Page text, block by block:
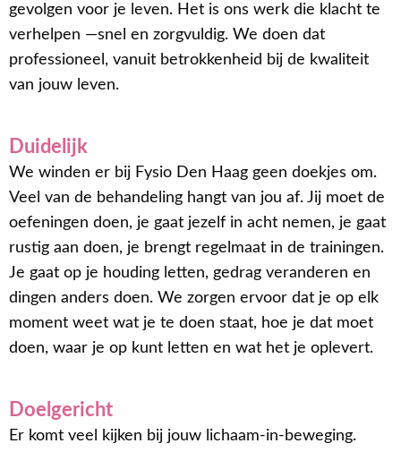
gevolgen voor je leven. Het is ons werk die klacht te
verhelpen —snel en zorgvuldig. We doen dat
professioneel, vanuit betrokkenheid bij de kwaliteit
van jouw leven.
Duidelijk
We winden er bij Fysio Den Haag geen doekjes om.
Veel van de behandeling hangt van jou af. Jij moet de
oefeningen doen, je gaat jezelf in acht nemen, je gaat
rustig aan doen, je brengt regelmaat in de trainingen.
Je gaat op je houding letten, gedrag veranderen en
dingen anders doen. We zorgen ervoor dat je op elk
moment weet wat je te doen staat, hoe je dat moet
doen, waar je op kunt letten en wat het je oplevert.
Doelgericht
Er komt veel kijken bij jouw lichaam-in-beweging.